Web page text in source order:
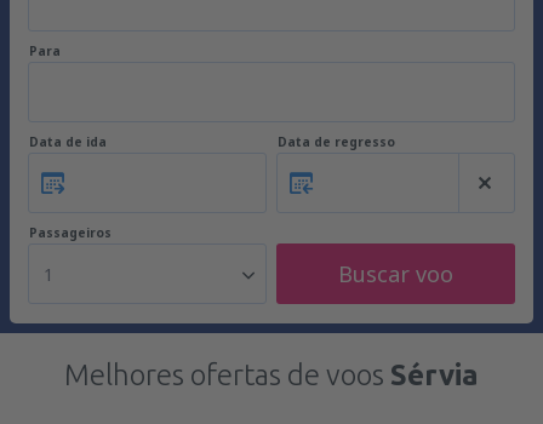
Para
Data de ida Data de regresso
Passageiros
1 Buscar voo
Melhores ofertas de voos Sérvia